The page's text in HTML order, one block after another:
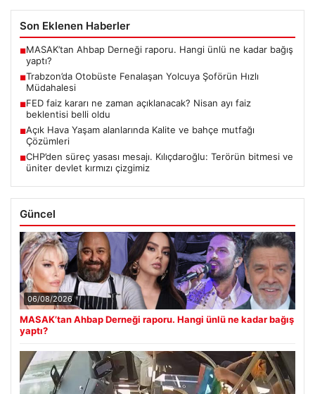
Son Eklenen Haberler
■MASAK’tan Ahbap Derneği raporu. Hangi ünlü ne kadar bağış
yaptı?
■Trabzon’da Otobüste Fenalaşan Yolcuya Şoförün Hızlı
Müdahalesi
■FED faiz kararı ne zaman açıklanacak? Nisan ayı faiz
beklentisi belli oldu
■Açık Hava Yaşam alanlarında Kalite ve bahçe mutfağı
Çözümleri
■CHP’den süreç yasası mesajı. Kılıçdaroğlu: Terörün bitmesi ve
üniter devlet kırmızı çizgimiz
Güncel
06/08/2026
MASAK’tan Ahbap Derneği raporu. Hangi ünlü ne kadar bağış
yaptı?